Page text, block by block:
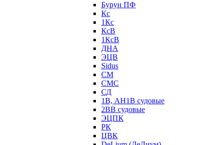
Бурун ПФ
Кс
1Кс
КсВ
1КсВ
ДНА
ЭЦВ
Sidus
СМ
СМС
СД
1В, АН1В судовые
2ВВ судовые
ЭЦПК
РК
ЦВК